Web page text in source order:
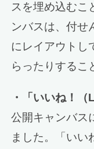
スを埋め込むこ
ンバスは、付せ
にレイアウトし
らったりするこ
・「いいね！
公開キャンバス
ました。「いい